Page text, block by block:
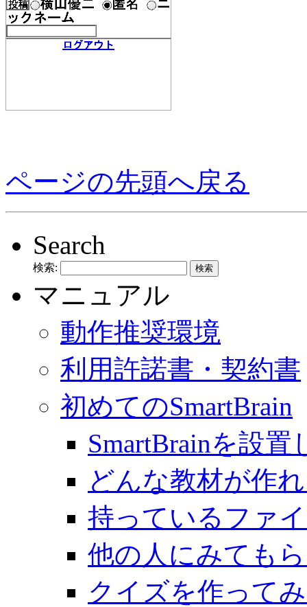
ページの先頭へ戻る
Search
検索:
マニュアル
動作推奨環境
利用許諾書・契約書
初めてのSmartBrain
SmartBrainを設置
どんな教材が作
持っているファ
他の人にみても
クイズを作って